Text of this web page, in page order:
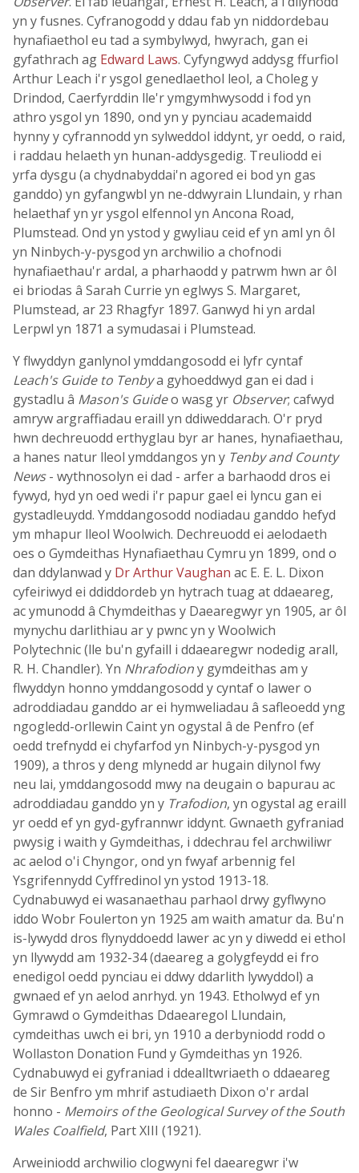
yn y fusnes. Cyfranogodd y ddau fab yn niddordebau
hynafiaethol eu tad a symbylwyd, hwyrach, gan ei
gyfathrach ag Edward Laws. Cyfyngwyd addysg ffurfiol
Arthur Leach i'r ysgol genedlaethol leol, a Choleg y
Drindod, Caerfyrddin lle'r ymgymhwysodd i fod yn
athro ysgol yn 1890, ond yn y pynciau academaidd
hynny y cyfrannodd yn sylweddol iddynt, yr oedd, o raid,
i raddau helaeth yn hunan-addysgedig. Treuliodd ei
yrfa dysgu (a chydnabyddai'n agored ei bod yn gas
ganddo) yn gyfangwbl yn ne-ddwyrain Llundain, y rhan
helaethaf yn yr ysgol elfennol yn Ancona Road,
Plumstead. Ond yn ystod y gwyliau ceid ef yn aml yn ôl
yn Ninbych-y-pysgod yn archwilio a chofnodi
hynafiaethau'r ardal, a pharhaodd y patrwm hwn ar ôl
ei briodas â Sarah Currie yn eglwys S. Margaret,
Plumstead, ar 23 Rhagfyr 1897. Ganwyd hi yn ardal
Lerpwl yn 1871 a symudasai i Plumstead.
Y flwyddyn ganlynol ymddangosodd ei lyfr cyntaf
Leach's Guide to Tenbya gyhoeddwyd gan ei dad i
gystadlu â Mason's Guideo wasg yr Observer; cafwyd
amryw argraffiadau eraill yn ddiweddarach. O'r pryd
hwn dechreuodd erthyglau byr ar hanes, hynafiaethau,
a hanes natur lleol ymddangos yn y Tenby and County
News- wythnosolyn ei dad - arfer a barhaodd dros ei
fywyd, hyd yn oed wedi i'r papur gael ei lyncu gan ei
gystadleuydd. Ymddangosodd nodiadau ganddo hefyd
ym mhapur lleol Woolwich. Dechreuodd ei aelodaeth
oes o Gymdeithas Hynafiaethau Cymru yn 1899, ond o
dan ddylanwad y Dr Arthur Vaughan ac E. E. L. Dixon
cyfeiriwyd ei ddiddordeb yn hytrach tuag at ddaeareg,
ac ymunodd â Chymdeithas y Daearegwyr yn 1905, ar ôl
mynychu darlithiau ar y pwnc yn y Woolwich
Polytechnic (lle bu'n gyfaill i ddaearegwr nodedig arall,
R. H. Chandler). Yn Nhrafodiony gymdeithas am y
flwyddyn honno ymddangosodd y cyntaf o lawer o
adroddiadau ganddo ar ei hymweliadau â safleoedd yng
ngogledd-orllewin Caint yn ogystal â de Penfro (ef
oedd trefnydd ei chyfarfod yn Ninbych-y-pysgod yn
1909), a thros y deng mlynedd ar hugain dilynol fwy
neu lai, ymddangosodd mwy na deugain o bapurau ac
adroddiadau ganddo yn y Trafodion, yn ogystal ag eraill
yr oedd ef yn gyd-gyfrannwr iddynt. Gwnaeth gyfraniad
pwysig i waith y Gymdeithas, i ddechrau fel archwiliwr
ac aelod o'i Chyngor, ond yn fwyaf arbennig fel
Ysgrifennydd Cyffredinol yn ystod 1913-18.
Cydnabuwyd ei wasanaethau parhaol drwy gyflwyno
iddo Wobr Foulerton yn 1925 am waith amatur da. Bu'n
is-lywydd dros flynyddoedd lawer ac yn y diwedd ei ethol
yn llywydd am 1932-34 (daeareg a golygfeydd ei fro
enedigol oedd pynciau ei ddwy ddarlith lywyddol) a
gwnaed ef yn aelod anrhyd. yn 1943. Etholwyd ef yn
Gymrawd o Gymdeithas Ddaearegol Llundain,
cymdeithas uwch ei bri, yn 1910 a derbyniodd rodd o
Wollaston Donation Fund y Gymdeithas yn 1926.
Cydnabuwyd ei gyfraniad i ddealltwriaeth o ddaeareg
de Sir Benfro ym mhrif astudiaeth Dixon o'r ardal
honno - Memoirs of the Geological Survey of the South
Wales Coalfield, Part XIII (1921).
Arweiniodd archwilio clogwyni fel daearegwr i'w